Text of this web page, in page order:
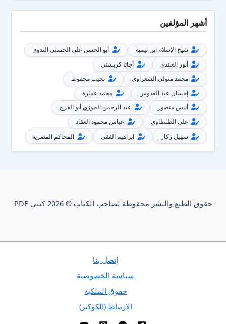
أشهر المؤلفين
شيخ الإسلام ابن تيمية
أبو الحسن علي الحسني الندوي
أنور الجندي
أجاثا كريستي
محمد متولي الشعراوي
نجيب محفوظ
إحسان عبد القدوس
محمد عمارة
أنيس منصور
عبد الرحمن الجوزي أبو الفرج
علي الطنطاوي
عباس محمود العقاد
سهيل زكار
ابراهيم الفقى المحاكم المصرية
حقوق الطبع والنشر محفوظة لصاحب الكتاب © 2026 كتبي PDF
إتصل بنا
سياسة الخصوصية
حقوق الملكية
الارتباط (الكوكيز)